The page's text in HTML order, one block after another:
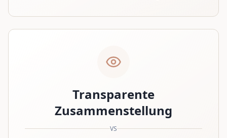
Transparente
Zusammenstellung
VS